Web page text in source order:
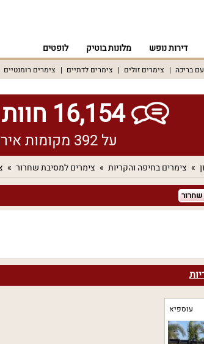
דירות נופש מלונות בוטיק לופטים
בריכה צימרים זולים צימרים לדתיים צימרים רומנטיים
16,154 חוות דעת אמיתיות!
על 392 מקומות אירוח שונים ברחבי הארץ
צימרים בחיפה והקריות צימרים למסיבת שחרור
עוספיא